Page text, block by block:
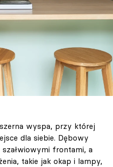
wyspa, przy której
dla siebie. Dębowy
frontami, a
takie jak okap i lampy,